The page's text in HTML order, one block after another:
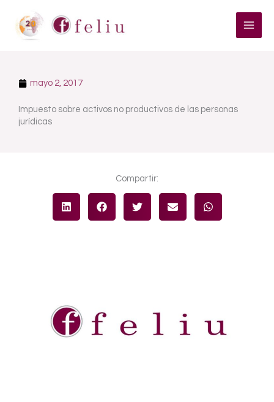
contenido
mayo 2, 2017
Impuesto sobre activos no productivos de las personas
jurídicas
Compartir: